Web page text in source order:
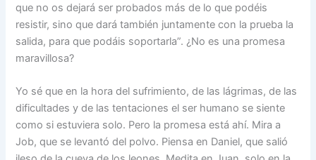
que no os dejará ser probados más de lo que podéis
resistir, sino que dará también juntamente con la prueba la
salida, para que podáis soportarla”. ¿No es una promesa
maravillosa?
Yo sé que en la hora del sufrimiento, de las lágrimas, de las
dificultades y de las tentaciones el ser humano se siente
como si estuviera solo. Pero la promesa está ahí. Mira a
Job, que se levantó del polvo. Piensa en Daniel, que salió